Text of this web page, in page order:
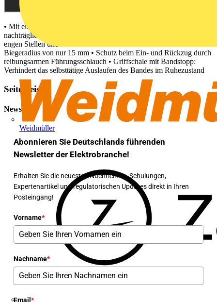
Weidmüller
• Mit einem Banddurchmesser von nur 1,2 mm Ideal für die
nachträgliche Installation in belegten Rohren • Durchfahren von
engen Stellen und Kurven dank Flexi-Sonde Mini • Minimaler
Biegeradius von nur 15 mm • Schutz beim Ein- und Rückzug durch
reibungsarmen Führungsschlauch • Griffschale mit Bandstopp:
Verhindert das selbsttätige Auslaufen des Bandes im Ruhezustand
Seitenleiste
Newsletter
Abonnieren Sie Deutschlands führenden
Newsletter der Elektrobranche!
Erhalten Sie die neuesten Nachrichten, Schulungen,
Expertenartikel und regulatorischen Updates direkt in Ihren
Posteingang!
Vorname*
Nachname*
Email *